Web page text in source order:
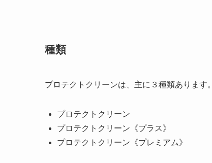
種類
プロテクトクリーンは、 主に３種類あります。
プロテクトクリーン
プロテクトクリーン《プラス》
プロテクトクリーン《プレミアム》